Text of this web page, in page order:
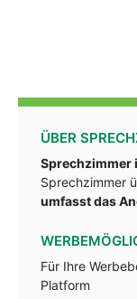
ÜBER
Sprechzimmer
Sprechzimmer
umfasst das
Für Ihre
Platform